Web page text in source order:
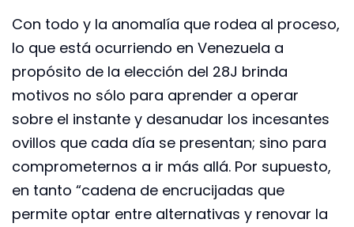
Con todo y la anomalía que rodea al proceso,
lo que está ocurriendo en Venezuela a
propósito de la elección del 28J brinda
motivos no sólo para aprender a operar
sobre el instante y desanudar los incesantes
ovillos que cada día se presentan; sino para
comprometernos a ir más allá. Por supuesto,
en tanto “cadena de encrucijadas que
permite optar entre alternativas y renovar la